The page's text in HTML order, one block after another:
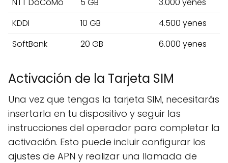
KDDI
10 GB
4.500 yenes
SoftBank
20 GB 6.000 yenes
Activación de la Tarjeta SIM
Una vez que tengas la tarjeta SIM, necesitarás
insertarla en tu dispositivo y seguir las
instrucciones del operador para completar la
activación. Esto puede incluir configurar los
ajustes de APN y realizar una llamada de